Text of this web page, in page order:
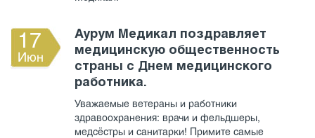
17
Июн
Аурум Медикал поздравляет
медицинскую общественность
страны с Днем медицинского
работника.
Уважаемые ветераны и работники
здравоохранения: врачи и фельдшеры,
медсёстры и санитарки! Примите самые